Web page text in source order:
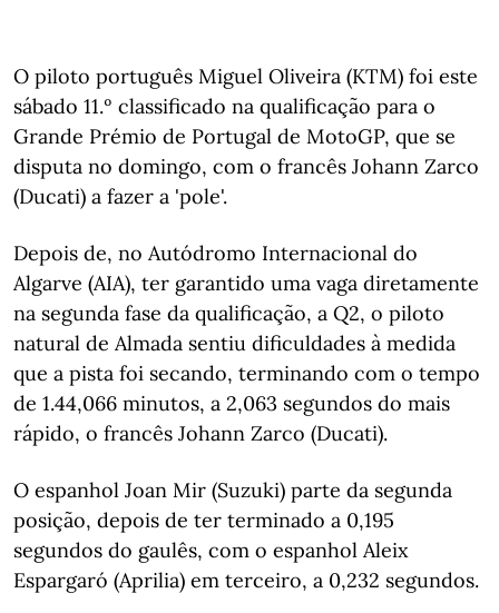
O piloto português Miguel Oliveira (KTM) foi este
sábado 11.º classificado na qualificação para o
Grande Prémio de Portugal de MotoGP, que se
disputa no domingo, com o francês Johann Zarco
(Ducati) a fazer a 'pole'.
Depois de, no Autódromo Internacional do
Algarve (AIA), ter garantido uma vaga diretamente
na segunda fase da qualificação, a Q2, o piloto
natural de Almada sentiu dificuldades à medida
que a pista foi secando, terminando com o tempo
de 1.44,066 minutos, a 2,063 segundos do mais
rápido, o francês Johann Zarco (Ducati).
O espanhol Joan Mir (Suzuki) parte da segunda
posição, depois de ter terminado a 0,195
segundos do gaulês, com o espanhol Aleix
Espargaró (Aprilia) em terceiro, a 0,232 segundos.